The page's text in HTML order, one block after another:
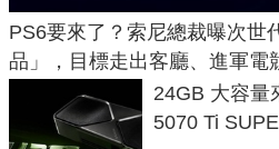
PS6要來了？索尼總裁曝次世
品」，目標走出客廳、進軍電
24GB 大容量
5070 Ti